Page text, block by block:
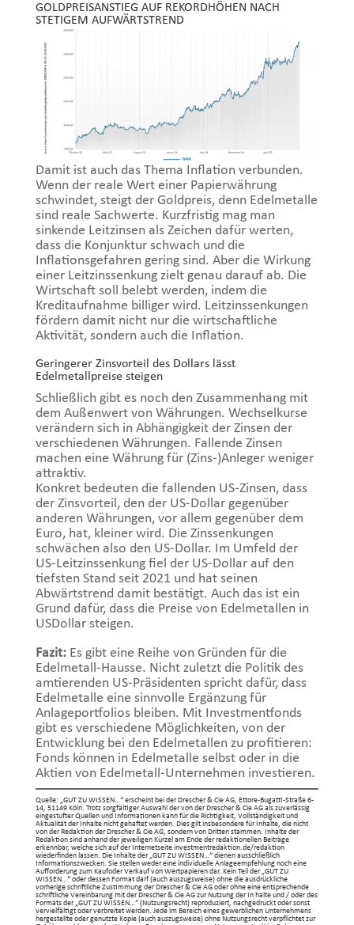
GOLDPREISANSTIEG AUF REKORDHÖHEN NACH
STETIGEM AUFWÄRTSTREND
Damit ist auch das Thema Inflation verbunden.
Wenn der reale Wert einer Papierwährung
schwindet, steigt der Goldpreis, denn Edelmetalle
sind reale Sachwerte. Kurzfristig mag man
sinkende Leitzinsen als Zeichen dafür werten,
dass die Konjunktur schwach und die
Inflationsgefahren gering sind. Aber die Wirkung
einer Leitzinssenkung zielt genau darauf ab. Die
Wirtschaft soll belebt werden, indem die
Kreditaufnahme billiger wird. Leitzinssenkungen
fördern damit nicht nur die wirtschaftliche
Aktivität, sondern auch die Inflation.
Geringerer Zinsvorteil des Dollars lässt
Edelmetallpreise steigen
Schließlich gibt es noch den Zusammenhang mit
dem Außenwert von Währungen. Wechselkurse
verändern sich in Abhängigkeit der Zinsen der
verschiedenen Währungen. Fallende Zinsen
machen eine Währung für (Zins-)Anleger weniger
attraktiv.
Konkret bedeuten die fallenden US-Zinsen, dass
der Zinsvorteil, den der US-Dollar gegenüber
anderen Währungen, vor allem gegenüber dem
Euro, hat, kleiner wird. Die Zinssenkungen
schwächen also den US-Dollar. Im Umfeld der
US-Leitzinssenkung fiel der US-Dollar auf den
tiefsten Stand seit 2021 und hat seinen
Abwärtstrend damit bestätigt. Auch das ist ein
Grund dafür, dass die Preise von Edelmetallen in
USDollar steigen.
Fazit:Es gibt eine Reihe von Gründen für die
Edelmetall-Hausse. Nicht zuletzt die Politik des
amtierenden US-Präsidenten spricht dafür, dass
Edelmetalle eine sinnvolle Ergänzung für
Anlageportfolios bleiben. Mit Investmentfonds
gibt es verschiedene Möglichkeiten, von der
Entwicklung bei den Edelmetallen zu profitieren:
Fonds können in Edelmetalle selbst oder in die
Aktien von Edelmetall-Unternehmen investieren.
Quelle: „GUT ZU WISSEN…“ erscheint bei der Drescher & Cie AG, Ettore-Bugatti-Straße 6-
14, 51149 Köln. Trotz sorgfältiger Auswahl der von der Drescher & Cie AG als zuverlässig
eingestufter Quellen und Informationen kann für die Richtigkeit, Vollständigkeit und
Aktualität der Inhalte nicht gehaftet werden. Dies gilt insbesondere für Inhalte, die nicht
von der Redaktion der Drescher & Cie AG, sondern von Dritten stammen. Inhalte der
Redaktion sind anhand der jeweiligen Kürzel am Ende der redaktionellen Beiträge
erkennbar, welche sich auf der Internetseite investmentredaktion.de/redaktion
wiederfinden lassen. Die Inhalte der „GUT ZU WISSEN…“ dienen ausschließlich
Informationszwecken. Sie stellen weder eine individuelle Anlageempfehlung noch eine
Aufforderung zum Kaufoder Verkauf von Wertpapieren dar. Kein Teil der „GUT ZU
WISSEN…“ oder dessen Format darf (auch auszugsweise) ohne die ausdrückliche
vorherige schriftliche Zustimmung der Drescher & Cie AG oder ohne eine entsprechende
schriftliche Vereinbarung mit der Drescher & Cie AG zur Nutzung der In halte und / oder des
Formats der „GUT ZU WISSEN…“ (Nutzungsrecht) reproduziert, nachgedruckt oder sonst
vervielfältigt oder verbreitet werden. Jede im Bereich eines gewerblichen Unternehmens
hergestellte oder genutzte Kopie (auch auszugsweise) ohne Nutzungsrecht verpflichtet zur